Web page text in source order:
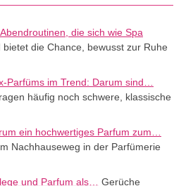
die sich wie Spa
bietet die Chance, bewusst zur Ruhe
Parfüms im Trend: Darum sind…
häufig noch schwere, klassische
ein hochwertiges Parfum zum…
Nachhauseweg in der Parfümerie
und Parfum als…
Gerüche